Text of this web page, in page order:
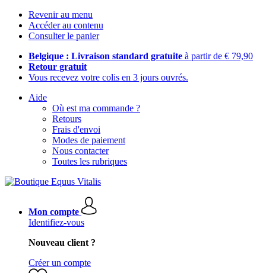
Revenir au menu
Accéder au contenu
Consulter le panier
Belgique : Livraison standard gratuite à partir de € 79,90
Retour gratuit
Vous recevez votre colis en 3 jours ouvrés.
Aide
Où est ma commande ?
Retours
Frais d'envoi
Modes de paiement
Nous contacter
Toutes les rubriques
Mon compte
Identifiez-vous
Nouveau client ?
Créer un compte